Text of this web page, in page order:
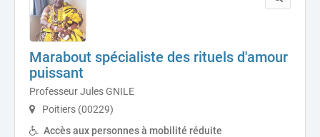
Marabout spécialiste des rituels d'amour
puissant
Professeur Jules GNILE
Poitiers (00229)
Accès aux personnes à mobilité réduite